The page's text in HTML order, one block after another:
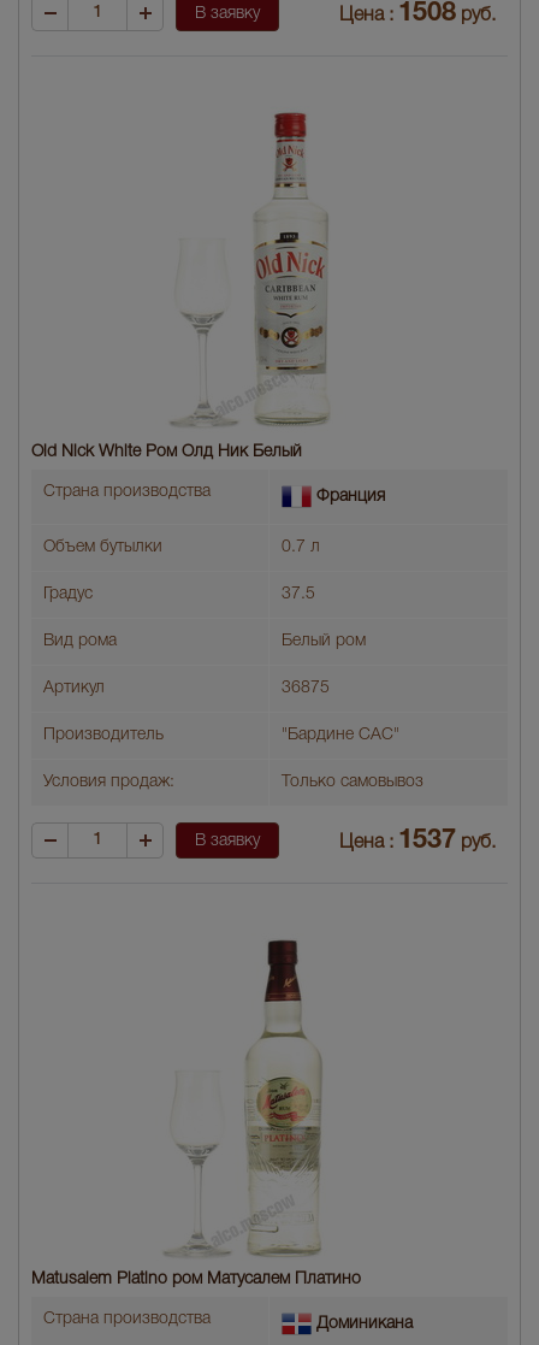
В заявку Цена : 1508 руб.
Old Nick White Ром Олд Ник Белый
Страна производства Франция
Объем бутылки 0.7 л
Градус 37.5
Вид рома Белый ром
Артикул 36875
Производитель "Бардине САС"
Условия продаж: Только самовывоз
В заявку Цена : 1537 руб.
Matusalem Platino ром Матусалем Платино
Страна производства Доминикана